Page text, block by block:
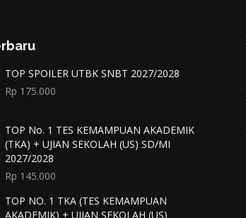
TOP SPOILER UTBK SNBT 2027/2028
Rp 175.000
TOP No. 1 TES KEMAMPUAN AKADEMIK
(TKA) + UJIAN SEKOLAH (US) SD/MI
2027/2028
Rp 145.000
TOP NO. 1 TKA (TES KEMAMPUAN
AKADEMIK) + UJIAN SEKOLAH (US)